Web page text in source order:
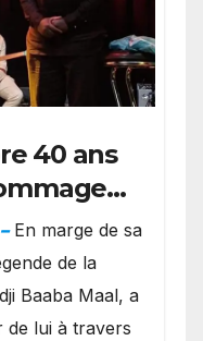
40 ans
en
​En marge de sa
de la
Baaba Maal, a
de lui à travers